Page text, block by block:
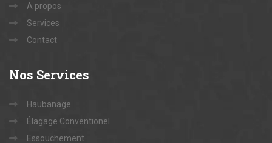
A propos
Services
Contact
Nos Services
Haubanage
Élagage Conventionel
Essouchement